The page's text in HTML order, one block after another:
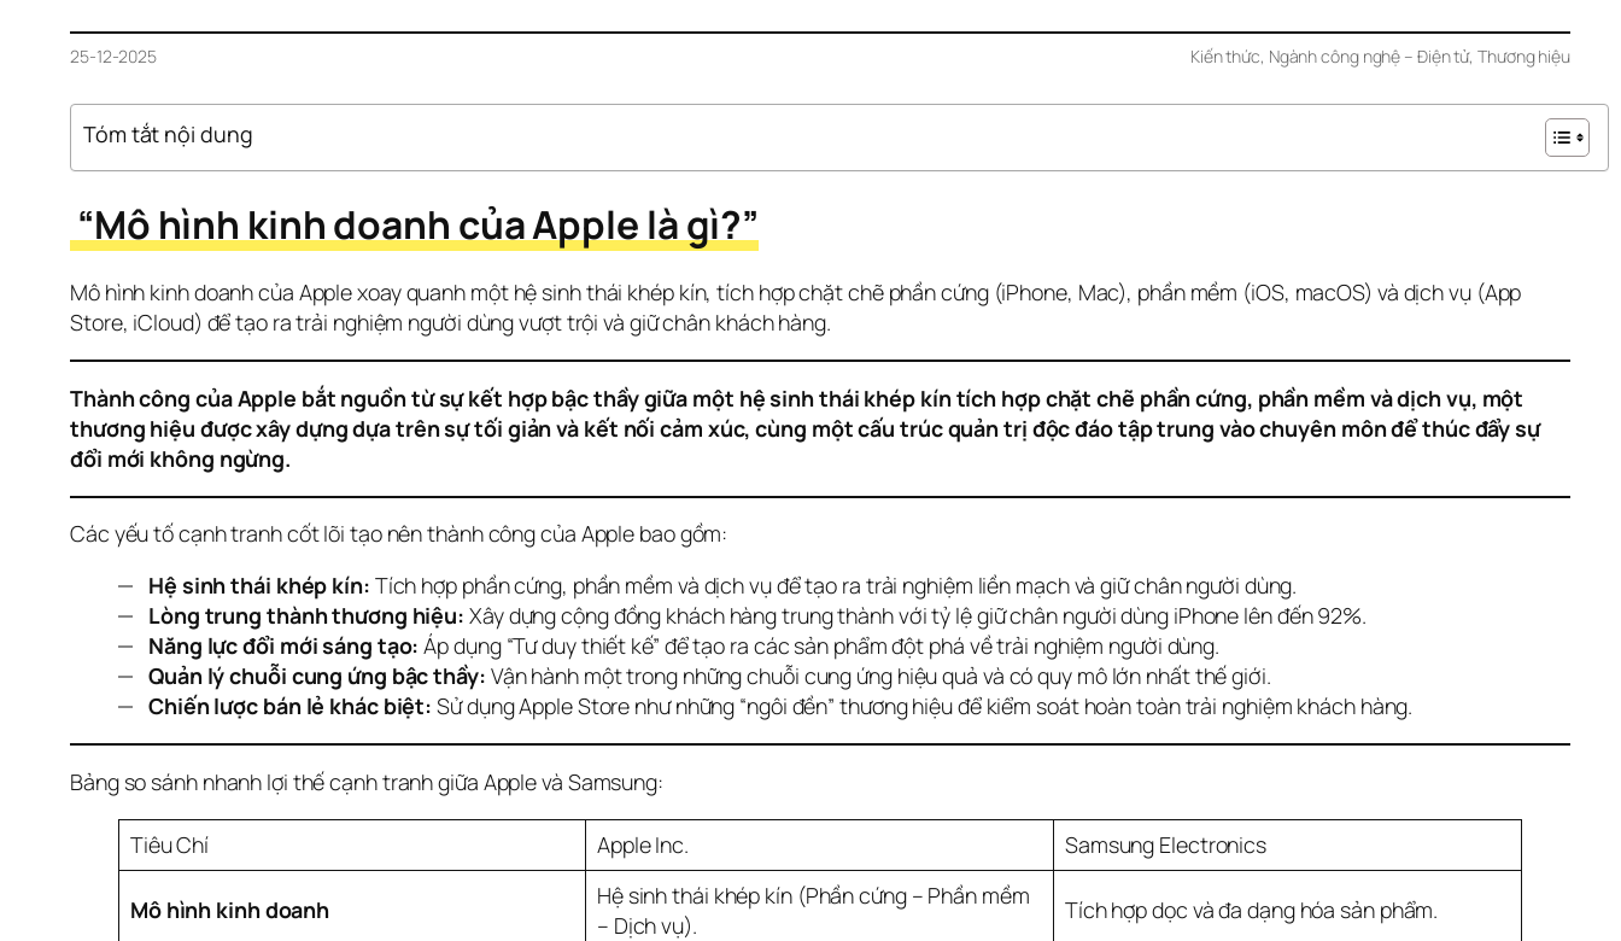
25-12-2025 Kiến thức, Ngành công nghệ – Điện tử, Thương hiệu
Tóm tắt nội dung
“Mô hình kinh doanh của Apple là gì?”
Mô hình kinh doanh của Apple xoay quanh một hệ sinh thái khép kín, tích hợp chặt chẽ phần cứng (iPhone, Mac), phần mềm (iOS, macOS) và dịch vụ (App
Store, iCloud) để tạo ra trải nghiệm người dùng vượt trội và giữ chân khách hàng.
Thành công của Apple bắt nguồn từ sự kết hợp bậc thầy giữa một hệ sinh thái khép kín tích hợp chặt chẽ phần cứng, phần mềm và dịch vụ, một
thương hiệu được xây dựng dựa trên sự tối giản và kết nối cảm xúc, cùng một cấu trúc quản trị độc đáo tập trung vào chuyên môn để thúc đẩy sự
đổi mới không ngừng.
Các yếu tố cạnh tranh cốt lõi tạo nên thành công của Apple bao gồm:
Hệ sinh thái khép kín: Tích hợp phần cứng, phần mềm và dịch vụ để tạo ra trải nghiệm liền mạch và giữ chân người dùng.
Lòng trung thành thương hiệu: Xây dựng cộng đồng khách hàng trung thành với tỷ lệ giữ chân người dùng iPhone lên đến 92%.
Năng lực đổi mới sáng tạo: Áp dụng “Tư duy thiết kế” để tạo ra các sản phẩm đột phá về trải nghiệm người dùng.
Quản lý chuỗi cung ứng bậc thầy: Vận hành một trong những chuỗi cung ứng hiệu quả và có quy mô lớn nhất thế giới.
Chiến lược bán lẻ khác biệt: Sử dụng Apple Store như những “ngôi đền” thương hiệu để kiểm soát hoàn toàn trải nghiệm khách hàng.
Bảng so sánh nhanh lợi thế cạnh tranh giữa Apple và Samsung:
Tiêu Chí Apple Inc. Samsung Electronics
Mô hình kinh doanh
Hệ sinh thái khép kín (Phần cứng – Phần mềm
– Dịch vụ).
Tích hợp dọc và đa dạng hóa sản phẩm.